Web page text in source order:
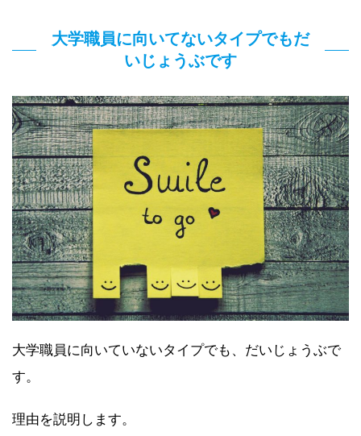
大学職員に向いてないタイプでもだ
いじょうぶです
大学職員に向いていないタイプでも、だいじょうぶで
す。
理由を説明します。